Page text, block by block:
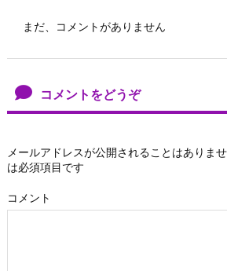
まだ、コメントがありません
コメントをどうぞ
メールアドレスが公開されることはありませ
は必須項目です
コメント